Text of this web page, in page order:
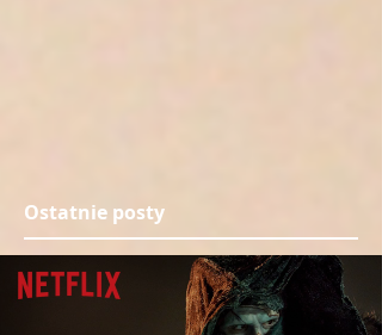
Ostatnie posty